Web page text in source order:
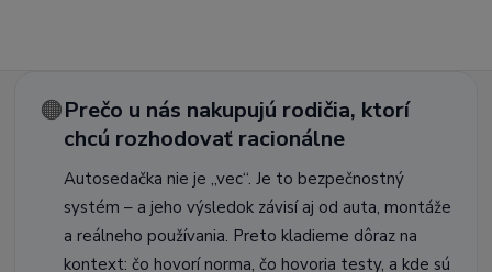
🟠Prečo u nás nakupujú rodičia, ktorí
chcú rozhodovať racionálne
Autosedačka nie je „vec“. Je to bezpečnostný
systém – a jeho výsledok závisí aj od auta, montáže
a reálneho používania. Preto kladieme dôraz na
kontext: čo hovorí norma, čo hovoria testy, a kde sú